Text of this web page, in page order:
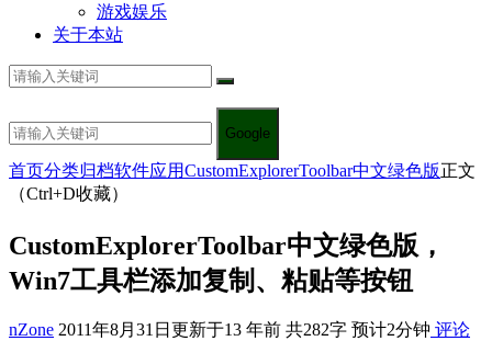
游戏娱乐
关于本站
Google
首页分类归档软件应用CustomExplorerToolbar中文绿色版正文
（Ctrl+D收藏）
CustomExplorerToolbar中文绿色版，
Win7工具栏添加复制、粘贴等按钮
nZone 2011年8月31日 更新于13 年前 共282字 预计2分钟 评论